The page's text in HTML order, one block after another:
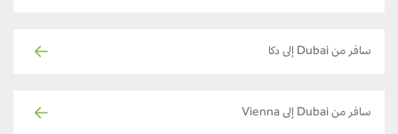
سافر من Dubai إلى دكا
سافر من Dubai إلى Vienna